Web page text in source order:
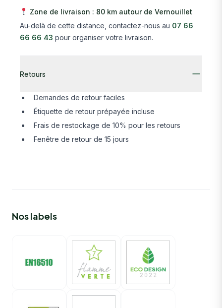
Zone de livraison : 80 km autour de Vernouillet
Au-delà de cette distance, contactez-nous au 07 66
66 66 43 pour organiser votre livraison.
Retours
Demandes de retour faciles
Étiquette de retour prépayée incluse
Frais de restockage de 10% pour les retours
Fenêtre de retour de 15 jours
Nos labels